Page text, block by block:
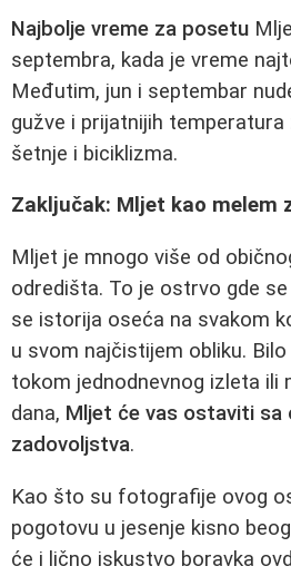
Najbolje vreme za posetu
septembra, kada je vreme
Međutim, jun i septembar
gužve i prijatnijih
šetnje i biciklizma.
Zaključak: Mljet kao melem
Mljet je mnogo više od
odredišta. To je ostrvo gde se
se istorija oseća na svakom
u svom najčistijem obliku.
tokom jednodnevnog izleta ili
dana, Mljet će vas ostaviti sa
zadovoljstva.
Kao što su fotografije ovog
pogotovu u jesenje kisno
će i lično iskustvo boravka